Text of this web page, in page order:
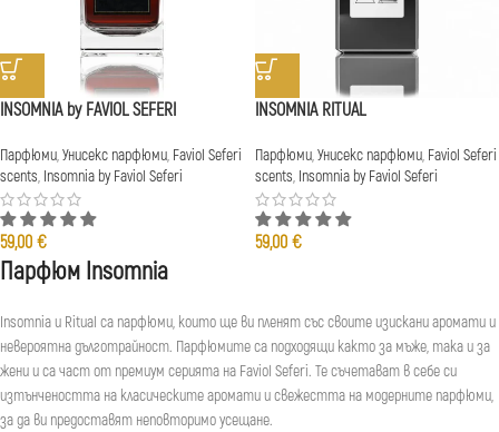
INSOMNIA by FAVIOL SEFERI
Парфюми,Унисекс парфюми, Faviol Seferi
scents, Insomnia by Faviol Seferi
59,00 €
INSOMNIA RITUAL
Парфюми,Унисекс парфюми, Faviol Seferi
scents, Insomnia by Faviol Seferi
59,00 €
Парфюм Insomnia
Insomnia и Ritual са парфюми, които ще ви пленят със своите изискани аромати и
невероятна дълготрайност. Парфюмите са подходящи както за мъже, така и за
жени и са част от премиум серията на Faviol Seferi. Те съчетават в себе си
изтънчеността на класическите аромати и свежестта на модерните парфюми,
за да ви предоставят неповторимо усещане.